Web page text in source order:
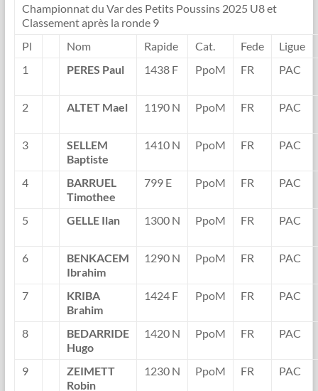
Championnat du Var des Petits Poussins 2025 U8 et
Classement après la ronde 9
Pl
Nom Rapide Cat. Fede
Ligue
1
PERES Paul 1438 F PpoM FR PAC
2 ALTET Mael 1190 N PpoM FR PAC
3
SELLEM
Baptiste
1410 N PpoM FR PAC
4
BARRUEL
Timothee
799 E PpoM FR PAC
5 GELLE Ilan 1300 N PpoM FR PAC
6
BENKACEM
Ibrahim
1290 N PpoM FR PAC
7
KRIBA
Brahim
1424 F PpoM FR PAC
8
BEDARRIDE
Hugo
1420 N PpoM FR PAC
9
ZEIMETT
Robin
1230 N PpoM FR PAC